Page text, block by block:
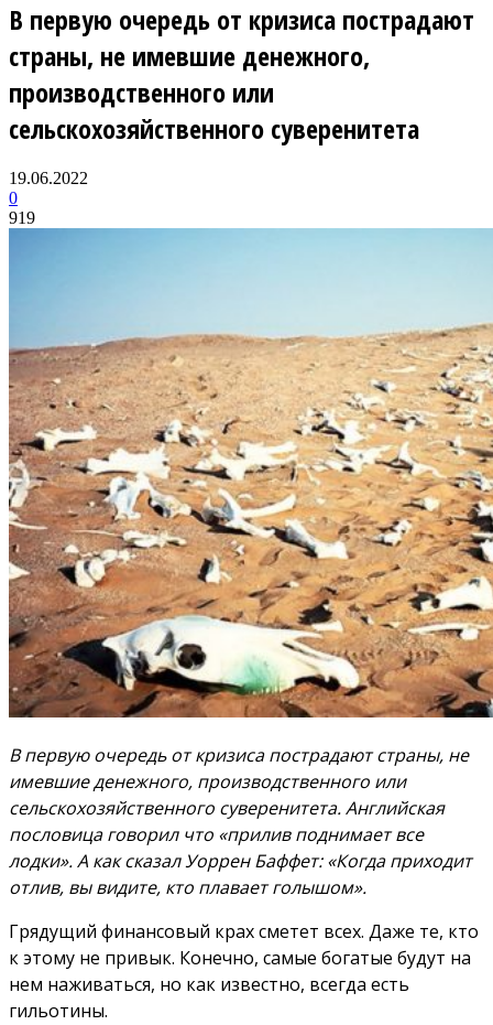
В первую очередь от кризиса пострадают
страны, не имевшие денежного,
производственного или
сельскохозяйственного суверенитета
19.06.2022
0
919
В первую очередь от кризиса пострадают страны, не
имевшие денежного, производственного или
сельскохозяйственного суверенитета. Английская
пословица говорил что «прилив поднимает все
лодки». А как сказал Уоррен Баффет: «Когда приходит
отлив, вы видите, кто плавает голышом».
Грядущий финансовый крах сметет всех. Даже те, кто
к этому не привык. Конечно, самые богатые будут на
нем наживаться, но как известно, всегда есть
гильотины.